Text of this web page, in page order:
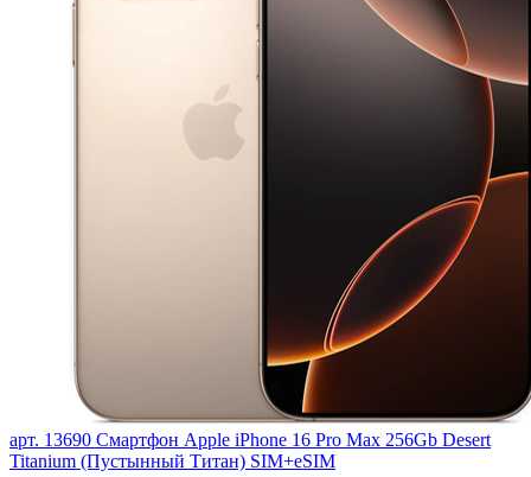
арт. 13690 Смартфон Apple iPhone 16 Pro Max 256Gb Desert
Titanium (Пустынный Титан) SIM+eSIM